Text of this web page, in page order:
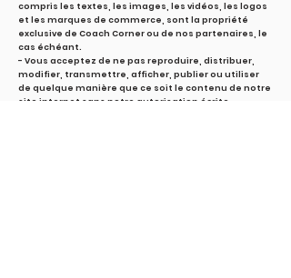
compris les textes, les images, les vidéos, les logos
et les marques de commerce, sont la propriété
exclusive de Coach Corner ou de nos partenaires, le
cas échéant.
- Vous acceptez de ne pas reproduire, distribuer,
modifier, transmettre, afficher, publier ou utiliser
de quelque manière que ce soit le contenu de notre
site internet sans notre autorisation écrite